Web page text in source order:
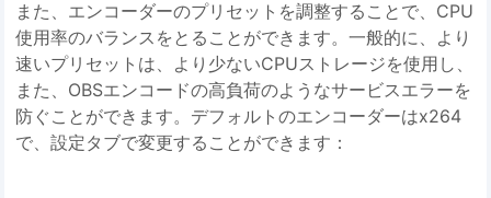
また、エンコーダーのプリセットを調整することで、CPU
使用率のバランスをとることができます。一般的に、より
速いプリセットは、より少ないCPUストレージを使用し、
また、OBSエンコードの高負荷のようなサービスエラーを
防ぐことができます。デフォルトのエンコーダーはx264
で、設定タブで変更することができます：